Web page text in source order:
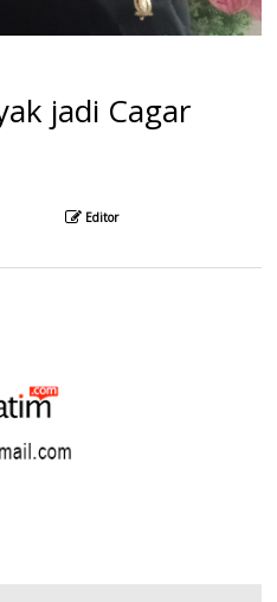
jadi Cagar
Editor